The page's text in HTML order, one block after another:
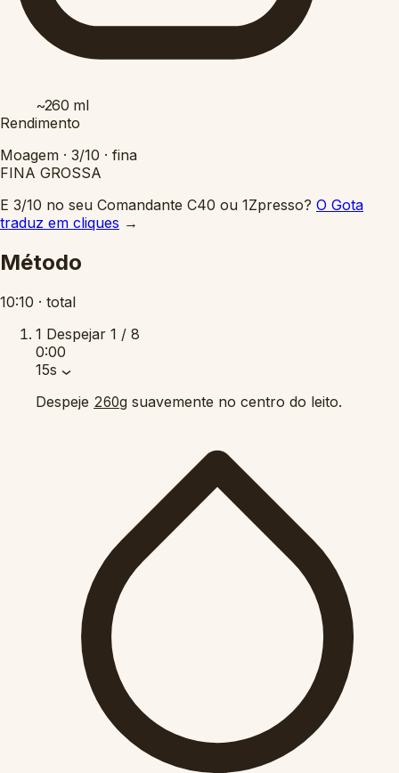
~260 ml
Rendimento
Moagem · 3/10 · fina
FINA GROSSA
E 3/10 no seu Comandante C40 ou 1Zpresso? O Gota
traduz em cliques →
Método
10:10 · total
1 Despejar 1 / 8
0:00
15s
Despeje 260g suavemente no centro do leito.